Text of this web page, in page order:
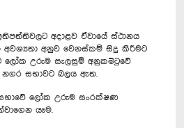
අදාළව ඒවායේ ස්ථානය
අනුව වෙනස්කම් සිදු කිරීමට
ලෝක උරුම සැලසුම් අනුකමිටුවේ
සභාවට බලය ඇත.
ලෝක උරුම සංරක්ෂණ
යෑම.